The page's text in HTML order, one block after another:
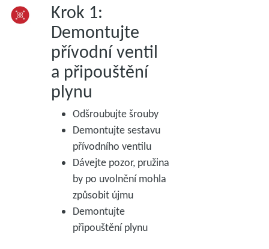
Krok 1:
Demontujte
přívodní ventil
a připouštění
plynu
Odšroubujte šrouby
Demontujte sestavu
přívodního ventilu
Dávejte pozor, pružina
by po uvolnění mohla
způsobit újmu
Demontujte
připouštění plynu